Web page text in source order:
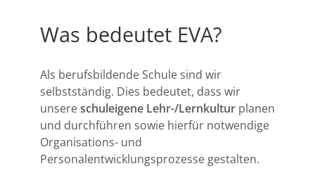
Was bedeutet EVA?
Als berufsbildende Schule sind wir
selbstständig. Dies bedeutet, dass wir
unsereschuleigene Lehr-/Lernkulturplanen
und durchführen sowie hierfür notwendige
Organisations- und
Personalentwicklungsprozesse gestalten.